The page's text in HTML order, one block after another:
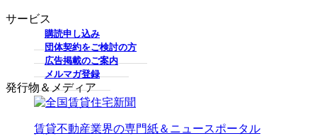
サービス
購読申し込み
団体契約をご検討の方
広告掲載のご案内
メルマガ登録
発行物＆メディア
賃貸不動産業界の専門紙＆ニュースポータル